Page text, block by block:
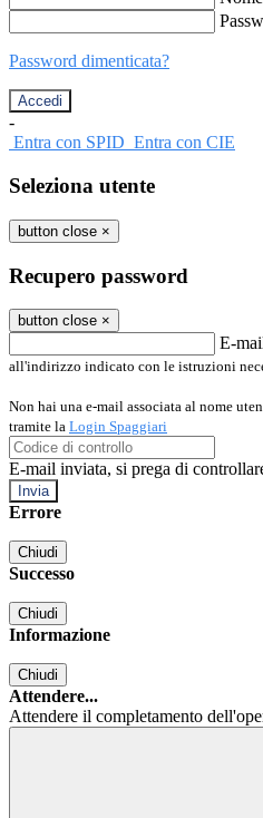
Password dimenticata?
-
Entra con SPID Entra con CIE
Seleziona utente
button close ×
Recupero password
button close ×
E-
all'indirizzo indicato con le istruzioni
Non hai una e-mail associata al nome
tramite la Login Spaggiari
E-mail inviata, si prega di
Errore
Chiudi
Successo
Chiudi
Informazione
Chiudi
Attendere...
Attendere il completamento